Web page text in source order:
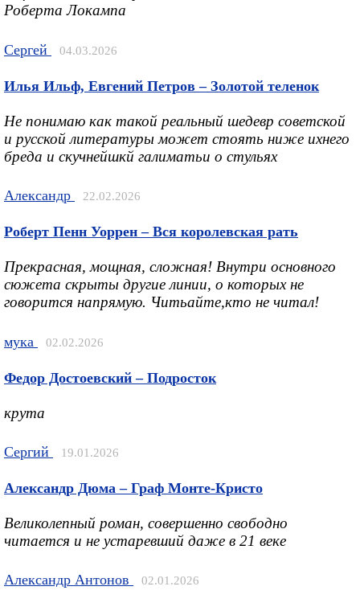
Роберта Локампа
Сергей 04.03.2026
Илья Ильф, Евгений Петров – Золотой теленок
Не понимаю как такой реальный шедевр советской
и русской литературы может стоять ниже ихнего
бреда и скучнейшкй галиматьи о стульях
Александр 22.02.2026
Роберт Пенн Уоррен – Вся королевская рать
Прекрасная, мощная, сложная! Внутри основного
сюжета скрыты другие линии, о которых не
говорится напрямую. Читьайте,кто не читал!
мука 02.02.2026
Федор Достоевский – Подросток
крута
Сергий 19.01.2026
Александр Дюма – Граф Монте-Кристо
Великолепный роман, совершенно свободно
читается и не устаревший даже в 21 веке
Александр Антонов 02.01.2026